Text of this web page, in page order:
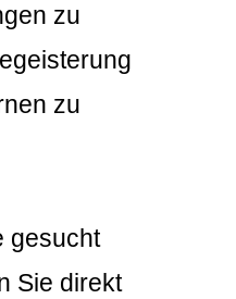
zu
zu
gesucht
Sie direkt